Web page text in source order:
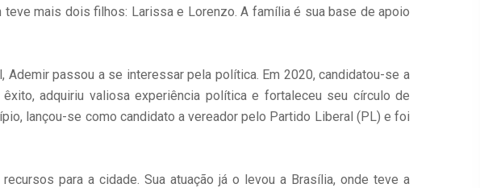
mais dois filhos: Larissa e Lorenzo. A família é sua base de apoio
passou a se interessar pela política. Em 2020, candidatou-se a
adquiriu valiosa experiência política e fortaleceu seu círculo de
lançou-se como candidato a vereador pelo Partido Liberal (PL) e foi
para a cidade. Sua atuação já o levou a Brasília, onde teve a